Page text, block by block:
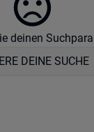
deinen
DEINE SUCHE